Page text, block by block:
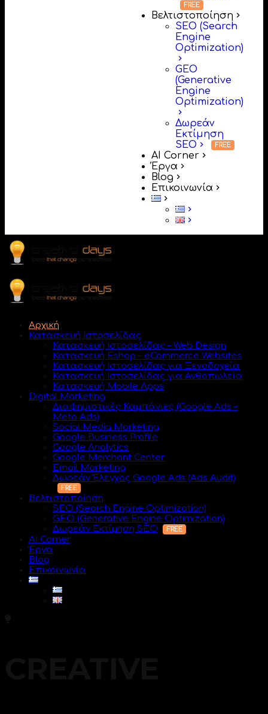
Βελτιστοποίηση
SEO (Search
Engine
Optimization)
GEO
(Generative
Engine
Optimization)
Δωρεάν
Εκτίμηση
SEO
AI Corner
Έργα
Blog
Επικοινωνία
Αρχική
Κατασκευή Ιστοσελίδας
Κατασκευή Ιστοσελίδας – Web Design
Κατασκευή Eshop – eCommerce Websites
Κατασκευή Ιστοσελίδας για Ξενοδοχεία
Κατασκευή Ιστοσελίδας για Ανθοπωλεία
Κατασκευή Mobile Apps
Digital Marketing
Διαφημιστικές Καμπάνιες (Google Ads –
Meta Ads)
Social Media Marketing
Google Business Profile
Google Analytics
Google Merchant Center
Email Marketing
Δωρεάν Έλεγχος Google Ads (Ads Audit)
Βελτιστοποίηση
SEO (Search Engine Optimization)
GEO (Generative Engine Optimization)
Δωρεάν Εκτίμηση SEO
AI Corner
Έργα
Blog
Επικοινωνία